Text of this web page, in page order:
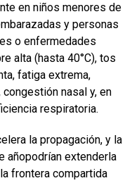
en niños menores de
y personas
o enfermedades
alta (hasta 40°C), tos
fatiga extrema,
nasal y, en
respiratoria.
la propagación, y la
añopodrían extenderla
frontera compartida